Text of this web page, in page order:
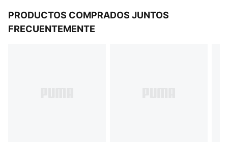
PRODUCTOS COMPRADOS JUNTOS
FRECUENTEMENTE